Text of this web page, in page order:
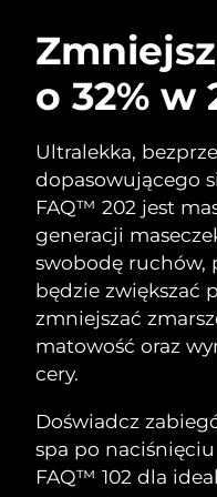
o 32% w
Ultralekka,
dopasowującego
FAQ™ 202 jest
generacji
swobodę ruchów,
będzie zwiększać
zmniejszać
matowość oraz
cery.
Doświadcz
spa po naciśnięciu
FAQ™ 102 dla
Oczyszczanie
Anti-
Massage,
For men,
BEAR™
Nawilżenie
UFO™
Deep
UFO™
Near-
device
issa™ 4
Hybrid
issa™
Smart
FAQ™ ZABIEG
Anti-aging
Australia
Austria
Bahrajn
Belgia
Bermudy
Bośnia i
Hercegowina